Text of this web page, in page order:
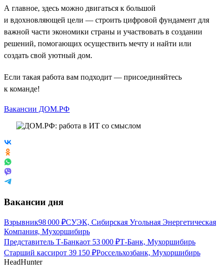
А главное, здесь можно двигаться к большой
и вдохновляющей цели — строить цифровой фундамент для
важной части экономики страны и участвовать в создании
решений, помогающих осуществить мечту и найти или
создать свой уютный дом.
Если такая работа вам подходит — присоединяйтесь
к команде!
Вакансии ДОМ.РФ
Вакансии дня
Взрывник98 000 ₽СУЭК, Сибирская Угольная Энергетическая
Компания, Мухоршибирь
Представитель Т-Банкаот 53 000 ₽Т-Банк, Мухоршибирь
Старший кассирот 39 150 ₽Россельхозбанк, Мухоршибирь
HeadHunter